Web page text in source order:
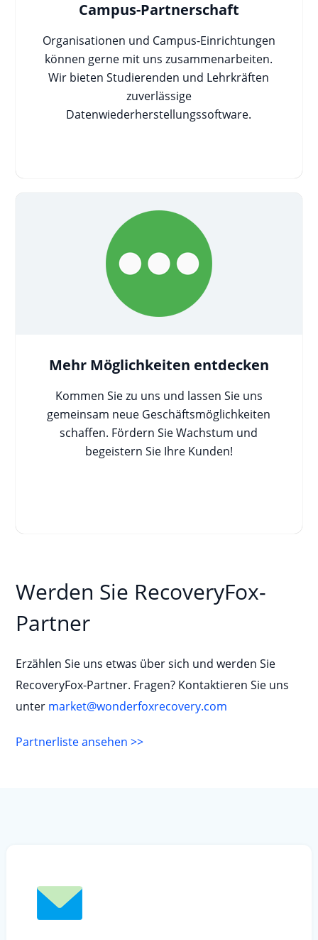
Campus-Partnerschaft
Organisationen und Campus-Einrichtungen
können gerne mit uns zusammenarbeiten.
Wir bieten Studierenden und Lehrkräften
zuverlässige
Datenwiederherstellungssoftware.
Mehr Möglichkeiten entdecken
Kommen Sie zu uns und lassen Sie uns
gemeinsam neue Geschäftsmöglichkeiten
schaffen. Fördern Sie Wachstum und
begeistern Sie Ihre Kunden!
Werden Sie RecoveryFox-
Partner
Erzählen Sie uns etwas über sich und werden Sie
RecoveryFox-Partner. Fragen? Kontaktieren Sie uns
unter market@wonderfoxrecovery.com
Partnerliste ansehen >>